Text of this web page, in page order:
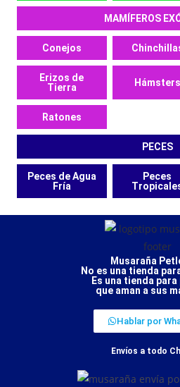
MAMÍFEROS
Conejos
Erizos de
Tierra
Hámsters
Ratones
PECES
Peces de Agua
Fría
Peces
Musaraña
No es una tienda
Es una tienda
que aman a sus
Hablar por
Envíos a todo